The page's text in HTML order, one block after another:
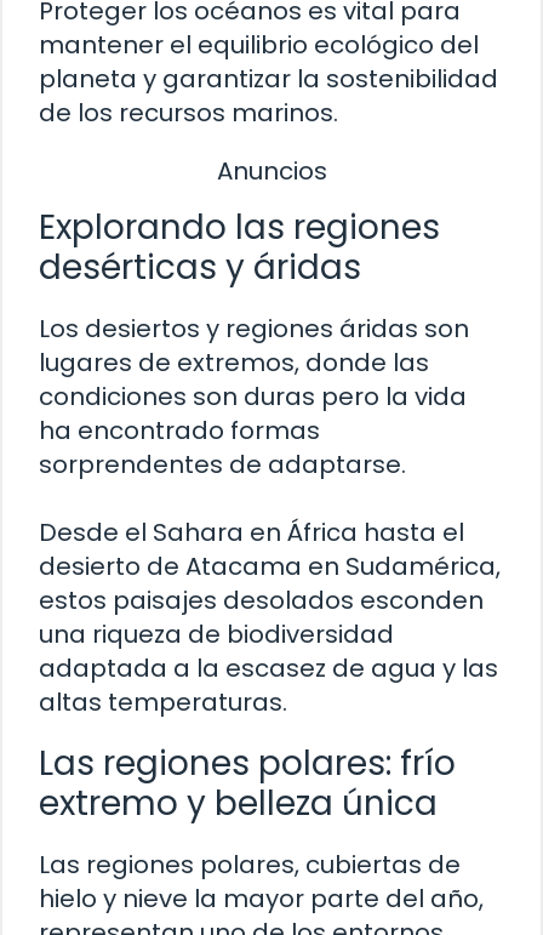
Proteger los océanos es vital para
mantener el equilibrio ecológico del
planeta y garantizar la sostenibilidad
de los recursos marinos.
Anuncios
Explorando las regiones
desérticas y áridas
Los desiertos y regiones áridas son
lugares de extremos, donde las
condiciones son duras pero la vida
ha encontrado formas
sorprendentes de adaptarse.
Desde el Sahara en África hasta el
desierto de Atacama en Sudamérica,
estos paisajes desolados esconden
una riqueza de biodiversidad
adaptada a la escasez de agua y las
altas temperaturas.
Las regiones polares: frío
extremo y belleza única
Las regiones polares, cubiertas de
hielo y nieve la mayor parte del año,